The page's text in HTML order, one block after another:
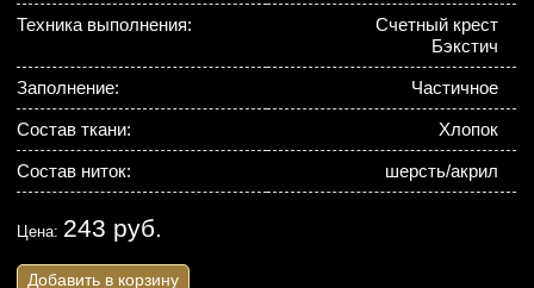
Техника выполнения:
Счетный крест
Бэкстич
Заполнение: Частичное
Состав ткани: Хлопок
Состав ниток: шерсть/акрил
Цена: 243 руб.
Добавить в корзину